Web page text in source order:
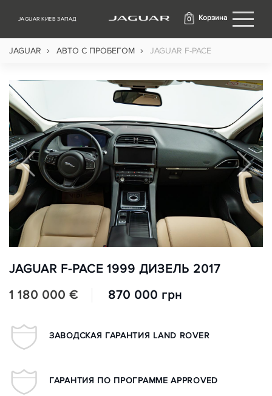
JAGUAR КИЕВ ЗАПАД 0 Корзина
JAGUAR › АВТО С ПРОБЕГОМ › JAGUAR F-PACE
JAGUAR F-PACE 1999 ДИЗЕЛЬ 2017
1 180 000 €
870 000 грн
ЗАВОДСКАЯ ГАРАНТИЯ LAND ROVER
ГАРАНТИЯ ПО ПРОГРАММЕ APPROVED